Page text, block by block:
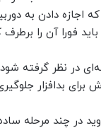
اجازه دادن به
فورا آن را برطرف
در نظر گرفته
برای بدافزار
در چند مرحله